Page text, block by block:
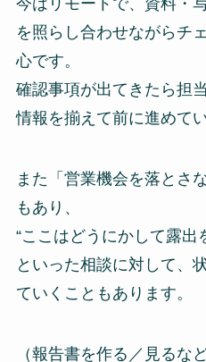
今はリモートで、資料・
を照らし合わせながらチ
心です。
確認事項が出てきたら担
情報を揃えて前に進めて
また「営業機会を落とさ
もあり、
“ここはどうにかして露出
といった相談に対して、
ていくこともあります。
（報告書を作る／見るな